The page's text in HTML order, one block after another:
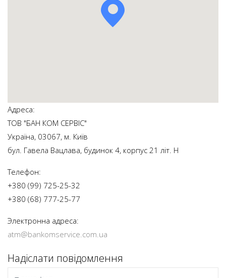
Адреса:
ТОВ "БАН КОМ СЕРВІС"
Україна, 03067, м. Київ
бул. Гавела Вацлава, будинок 4, корпус 21 літ. Н
Телефон:
+380 (99) 725-25-32
+380 (68) 777-25-77
Электронна адреса:
atm@bankomservice.com.ua
Надіслати повідомлення